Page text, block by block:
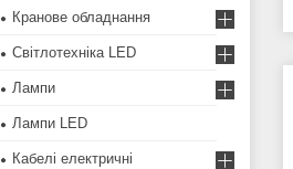
Кранове обладнання
Світлотехніка LED
Лампи
Лампи LED
Кабелі електричні